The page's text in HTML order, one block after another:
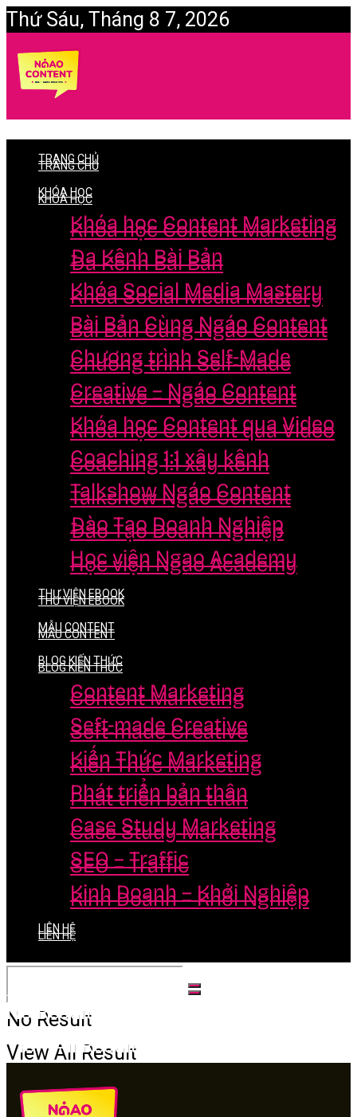
Thứ Sáu, Tháng 8 7, 2026
Login
TRANG CHỦ
KHÓA HỌC
Khóa học Content Marketing
Đa Kênh Bài Bản
Khóa Social Media Mastery
Bài Bản Cùng Ngáo Content
Chương trình Self-Made
Creative – Ngáo Content
Khóa học Content qua Video
Coaching 1:1 xây kênh
Talkshow Ngáo Content
Đào Tạo Doanh Nghiệp
Học viện Ngao Academy
THƯ VIỆN EBOOK
MẪU CONTENT
BLOG KIẾN THỨC
Content Marketing
Seft-made Creative
Kiến Thức Marketing
Phát triển bản thân
Case Study Marketing
SEO – Traffic
Kinh Doanh – Khởi Nghiệp
LIÊN HỆ
No Result
View All Result
TRANG CHỦ
KHÓA HỌC
Khóa học Content Marketing
Đa Kênh Bài Bản
Khóa Social Media Mastery
Bài Bản Cùng Ngáo Content
Chương trình Self-Made
Creative – Ngáo Content
Khóa học Content qua Video
Coaching 1:1 xây kênh
Talkshow Ngáo Content
Đào Tạo Doanh Nghiệp
Học viện Ngao Academy
THƯ VIỆN EBOOK
MẪU CONTENT
BLOG KIẾN THỨC
Content Marketing
Seft-made Creative
Kiến Thức Marketing
Phát triển bản thân
Case Study Marketing
SEO – Traffic
Kinh Doanh – Khởi Nghiệp
LIÊN HỆ
No Result
View All Result